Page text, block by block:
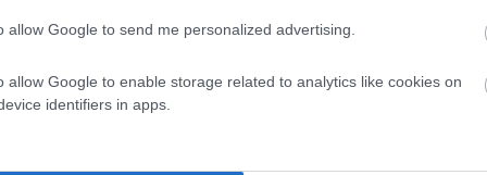
allow Google to send me personalized advertising.
allow Google to enable storage related to analytics like cookies on
identifiers in apps.
και την συνέπεια της στην ανάπτυξη της ‘Ανδρου
επί ετήσιας βάσης με την Αττική.
για μια εταιρεία που στήριξε και στηρίζει σε
για την Άνδρο – πέρα της σοφής αναβίωση του
με τα δεκάδες τοπικά δρομολόγια κάθε χρόνο που